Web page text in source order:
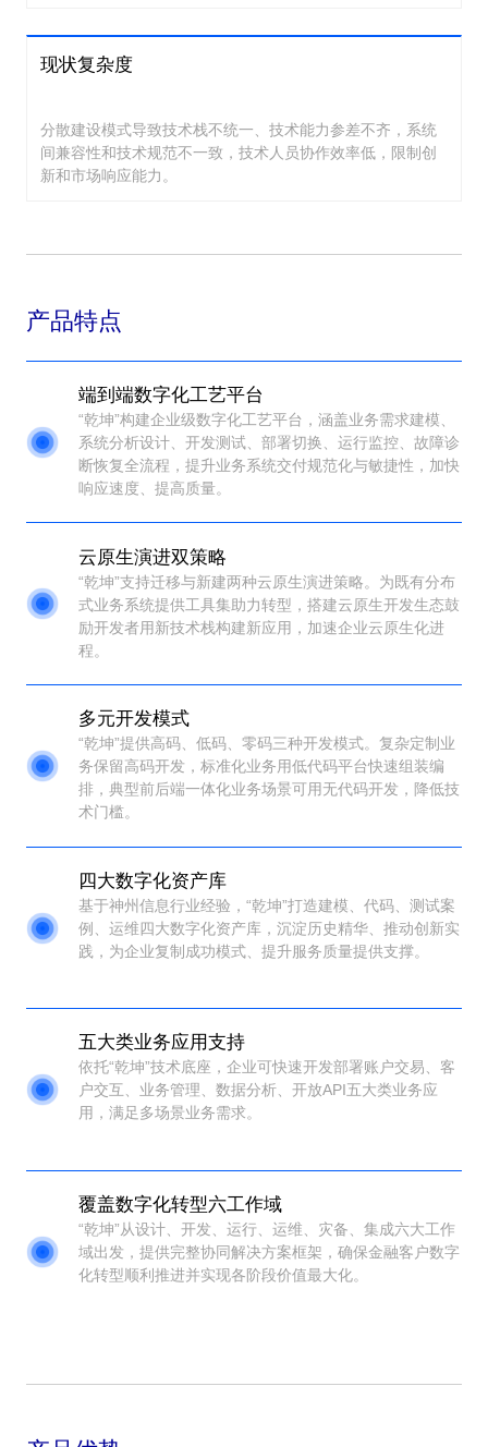
现状复杂度
分散建设模式导致技术栈不统一、技术能力参差不齐，系统
间兼容性和技术规范不一致，技术人员协作效率低，限制创
新和市场响应能力。
产品特点
端到端数字化工艺平台
“乾坤”构建企业级数字化工艺平台，涵盖业务需求建模、
系统分析设计、开发测试、部署切换、运行监控、故障诊
断恢复全流程，提升业务系统交付规范化与敏捷性，加快
响应速度、提高质量。
云原生演进双策略
“乾坤”支持迁移与新建两种云原生演进策略。为既有分布
式业务系统提供工具集助力转型，搭建云原生开发生态鼓
励开发者用新技术栈构建新应用，加速企业云原生化进
程。
多元开发模式
“乾坤”提供高码、低码、零码三种开发模式。复杂定制业
务保留高码开发，标准化业务用低代码平台快速组装编
排，典型前后端一体化业务场景可用无代码开发，降低技
术门槛。
四大数字化资产库
基于神州信息行业经验，“乾坤”打造建模、代码、测试案
例、运维四大数字化资产库，沉淀历史精华、推动创新实
践，为企业复制成功模式、提升服务质量提供支撑。
五大类业务应用支持
依托“乾坤”技术底座，企业可快速开发部署账户交易、客
户交互、业务管理、数据分析、开放API五大类业务应
用，满足多场景业务需求。
覆盖数字化转型六工作域
“乾坤”从设计、开发、运行、运维、灾备、集成六大工作
域出发，提供完整协同解决方案框架，确保金融客户数字
化转型顺利推进并实现各阶段价值最大化。